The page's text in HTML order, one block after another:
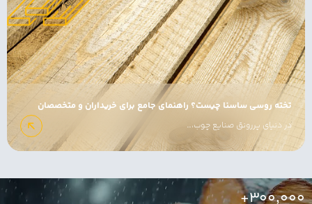
تخته روسی ساسنا چیست؟ راهنمای جامع برای خریداران و متخصصان
در دنیای پررونق صنایع چوب،…
+300,000